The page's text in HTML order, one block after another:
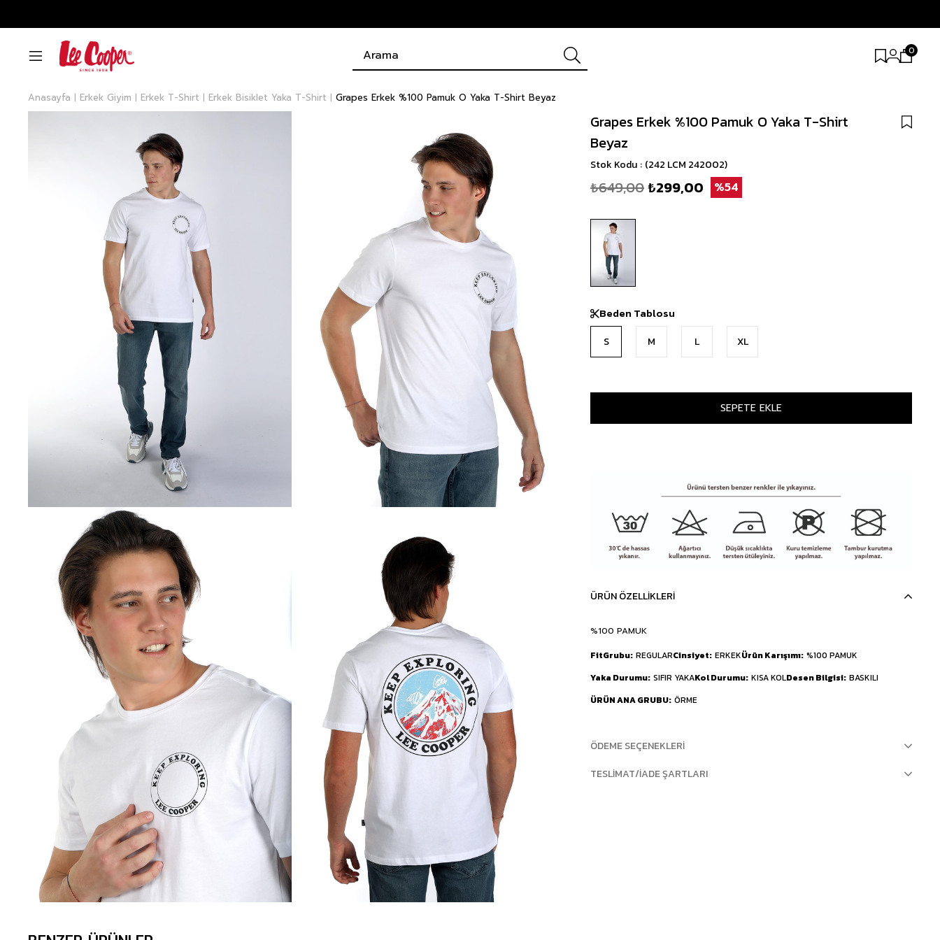
0
Anasayfa Erkek Giyim Erkek T-Shirt Erkek Bisiklet Yaka T-Shirt Grapes Erkek %100 Pamuk O Yaka T-Shirt Beyaz
Grapes Erkek %100 Pamuk O Yaka T-Shirt
Beyaz
Stok Kodu (242 LCM 242002)
₺649,00₺299,00 54
Beden Tablosu
S M L XL
ÜRÜN ÖZELLIKLERI
%100 PAMUK
FitGrubu REGULARCinsiyet ERKEKÜrün Karışımı %100 PAMUK
Yaka Durumu SIFIR YAKAKol Durumu KISA KOLDesen Bilgisi BASKILI
ÜRÜN ANA GRUBU ÖRME
ÖDEME SEÇENEKLERI
TESLIMAT/İADE ŞARTLARI